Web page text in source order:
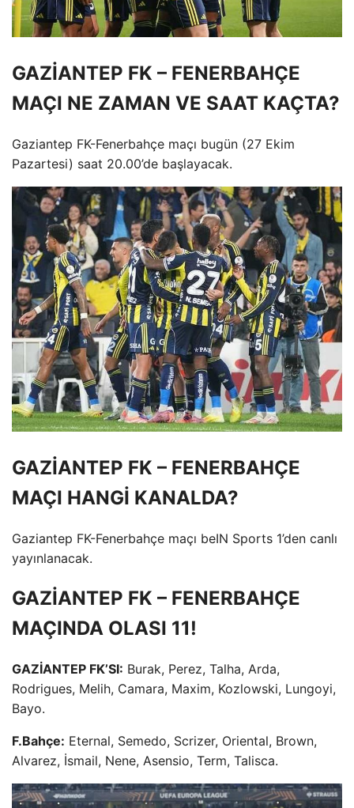
GAZİANTEP FK – FENERBAHÇE
MAÇI NE ZAMAN VE SAAT KAÇTA?
Gaziantep FK-Fenerbahçe maçı bugün (27 Ekim
Pazartesi) saat 20.00’de başlayacak.
GAZİANTEP FK – FENERBAHÇE
MAÇI HANGİ KANALDA?
Gaziantep FK-Fenerbahçe maçı beIN Sports 1’den canlı
yayınlanacak.
GAZİANTEP FK – FENERBAHÇE
MAÇINDA OLASI 11!
GAZİANTEP FK’SI: Burak, Perez, Talha, Arda,
Rodrigues, Melih, Camara, Maxim, Kozlowski, Lungoyi,
Bayo.
F.Bahçe: Eternal, Semedo, Scrizer, Oriental, Brown,
Alvarez, İsmail, Nene, Asensio, Term, Talisca.